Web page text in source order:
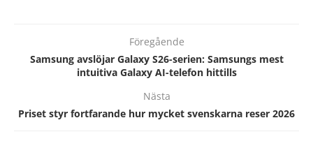
Föregående
Samsung avslöjar Galaxy S26-serien: Samsungs mest
intuitiva Galaxy AI-telefon hittills
Nästa
Priset styr fortfarande hur mycket svenskarna reser 2026